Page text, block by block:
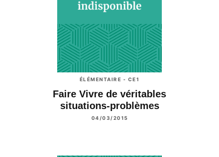
ÉLÉMENTAIRE - CE1
Faire Vivre de véritables
situations-problèmes
04/03/2015